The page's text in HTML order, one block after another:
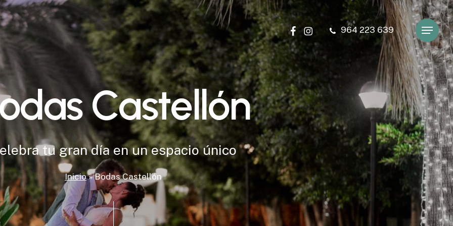
facebookinstagram 964 223 639 Menu
dasCastellón
elebra tu gran día en un espacio único
Inicio»Bodas Castellón